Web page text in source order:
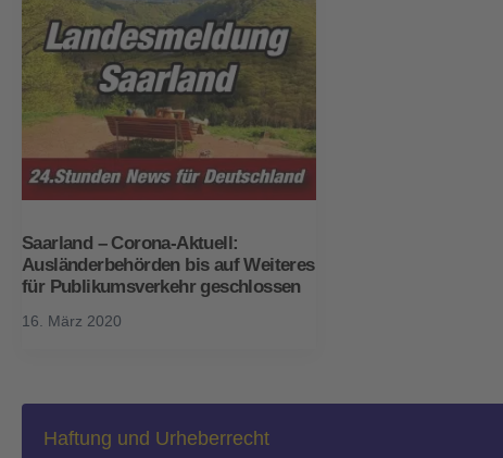
Saarland – Corona-Aktuell:
Ausländerbehörden bis auf Weiteres
für Publikumsverkehr geschlossen
16. März 2020
Haftung und Urheberrecht